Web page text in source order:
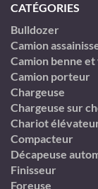
CATÉGORIES
Bulldozer
Camion
Camion benne
Camion porteur
Chargeuse
Chargeuse sur
Chariot
Compacteur
Décapeuse
Finisseur
Foreuse